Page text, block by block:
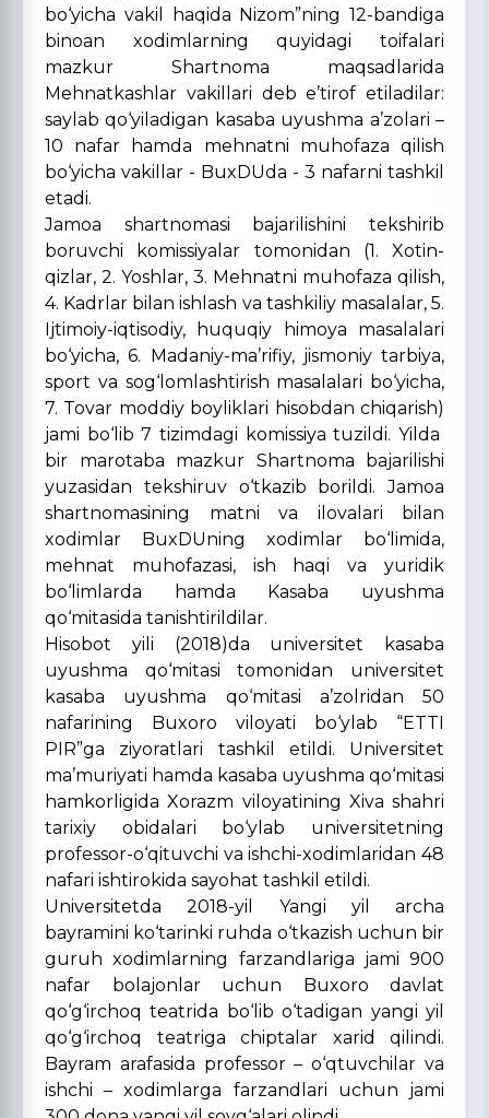
bo‘yicha vakil haqida Nizom”ning 12-bandiga
binoan xodimlarning quyidagi toifalari
mazkur Shartnoma maqsadlarida
Mehnatkashlar vakillari deb e’tirof etiladilar:
saylab qo‘yiladigan kasaba uyushma a’zolari –
10 nafar hamda mehnatni muhofaza qilish
bo‘yicha vakillar - BuxDUda - 3 nafarni tashkil
etadi.
Jamoa shartnomasi bajarilishini tekshirib
boruvchi komissiyalar tomonidan (1. Xotin-
qizlar, 2. Yoshlar, 3. Mehnatni muhofaza qilish,
4. Kadrlar bilan ishlash va tashkiliy masalalar, 5.
Ijtimoiy-iqtisodiy, huquqiy himoya masalalari
bo‘yicha, 6. Madaniy-ma’rifiy, jismoniy tarbiya,
sport va sog‘lomlashtirish masalalari bo‘yicha,
7. Tovar moddiy boyliklari hisobdan chiqarish)
jami bo‘lib 7 tizimdagi komissiya tuzildi. Yilda
bir marotaba mazkur Shartnoma bajarilishi
yuzasidan tekshiruv o‘tkazib borildi. Jamoa
shartnomasining matni va ilovalari bilan
xodimlar BuxDUning xodimlar bo‘limida,
mehnat muhofazasi, ish haqi va yuridik
bo‘limlarda hamda Kasaba uyushma
qo‘mitasida tanishtirildilar.
Hisobot yili (2018)da universitet kasaba
uyushma qo‘mitasi tomonidan universitet
kasaba uyushma qo‘mitasi a’zolridan 50
nafarining Buxoro viloyati bo‘ylab “ETTI
PIR”ga ziyoratlari tashkil etildi. Universitet
ma’muriyati hamda kasaba uyushma qo‘mitasi
hamkorligida Xorazm viloyatining Xiva shahri
tarixiy obidalari bo‘ylab universitetning
professor-o‘qituvchi va ishchi-xodimlaridan 48
nafari ishtirokida sayohat tashkil etildi.
Universitetda 2018-yil Yangi yil archa
bayramini ko‘tarinki ruhda o‘tkazish uchun bir
guruh xodimlarning farzandlariga jami 900
nafar bolajonlar uchun Buxoro davlat
qo‘g‘irchoq teatrida bo‘lib o‘tadigan yangi yil
qo‘g‘irchoq teatriga chiptalar xarid qilindi.
Bayram arafasida professor – o‘qtuvchilar va
ishchi – xodimlarga farzandlari uchun jami